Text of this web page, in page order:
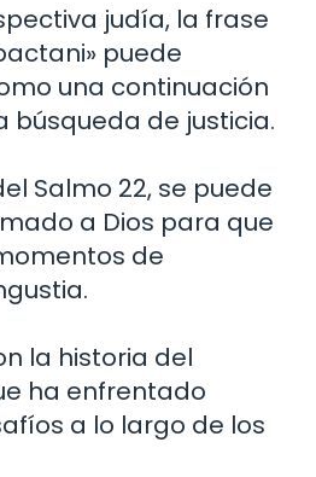
judía, la frase
puede
una continuación
búsqueda de justicia.
Salmo 22, se puede
a Dios para que
de
la historia del
ha enfrentado
a lo largo de los